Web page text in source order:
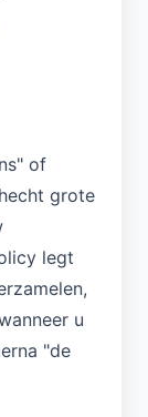
of
grote
legt
u
"de